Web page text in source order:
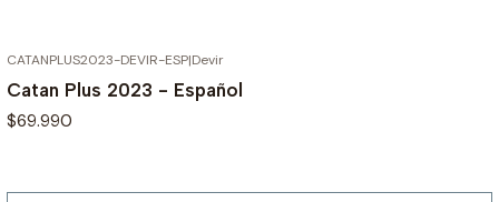
CATANPLUS2023-DEVIR-ESP|Devir
Catan Plus 2023 - Español
$69.990